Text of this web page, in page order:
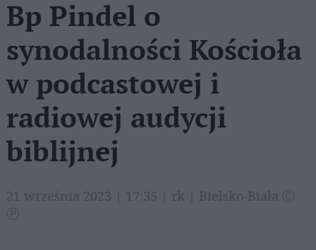
Bp Pindel o
synodalności Kościoła
w podcastowej i
radiowej audycji
biblijnej
21 września 2023 | 17:35 | rk | Bielsko-Biała Ⓒ
Ⓟ